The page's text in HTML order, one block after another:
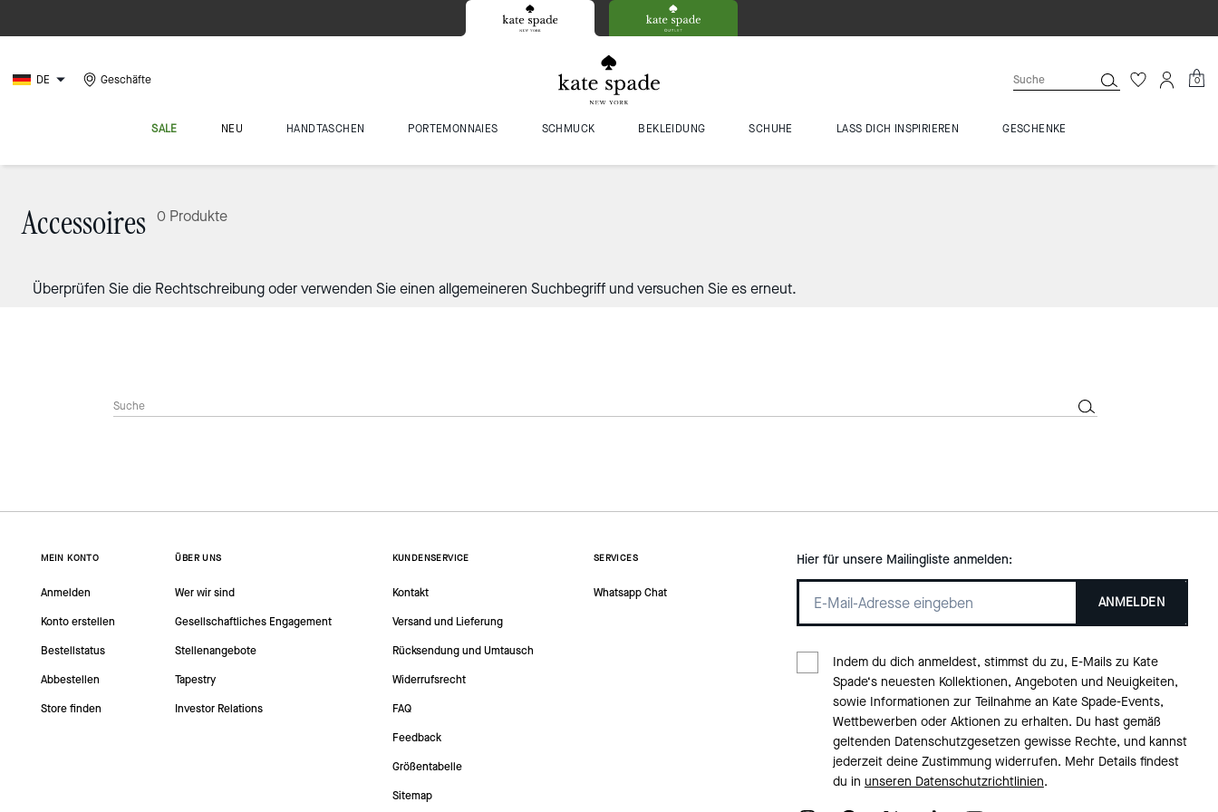
DE Geschäfte 0
SALE NEU HANDTASCHEN PORTEMONNAIES SCHMUCK BEKLEIDUNG SCHUHE LASS DICH INSPIRIEREN GESCHENKE
Accessoires 0 Produkte
Überprüfen Sie die Rechtschreibung oder verwenden Sie einen allgemeineren Suchbegriff und versuchen Sie es erneut.
MEIN KONTO
Anmelden
Konto erstellen
Bestellstatus
Abbestellen
Store finden
ÜBER UNS
Wer wir sind
Gesellschaftliches Engagement
Stellenangebote
Tapestry
Investor Relations
KUNDENSERVICE
Kontakt
Versand und Lieferung
Rücksendung und Umtausch
Widerrufsrecht
FAQ
Feedback
Größentabelle
Sitemap
SERVICES
Whatsapp Chat
Hier für unsere Mailingliste anmelden:
ANMELDEN
Indem du dich anmeldest, stimmst du zu, E-Mails zu Kate
Spade‘s neuesten Kollektionen, Angeboten und Neuigkeiten,
sowie Informationen zur Teilnahme an Kate Spade-Events,
Wettbewerben oder Aktionen zu erhalten. Du hast gemäß
geltenden Datenschutzgesetzen gewisse Rechte, und kannst
jederzeit deine Zustimmung widerrufen. Mehr Details findest
du in unseren Datenschutzrichtlinien.